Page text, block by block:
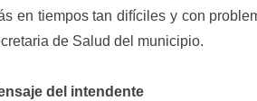
en tiempos tan difíciles y con
de Salud del municipio.
del intendente